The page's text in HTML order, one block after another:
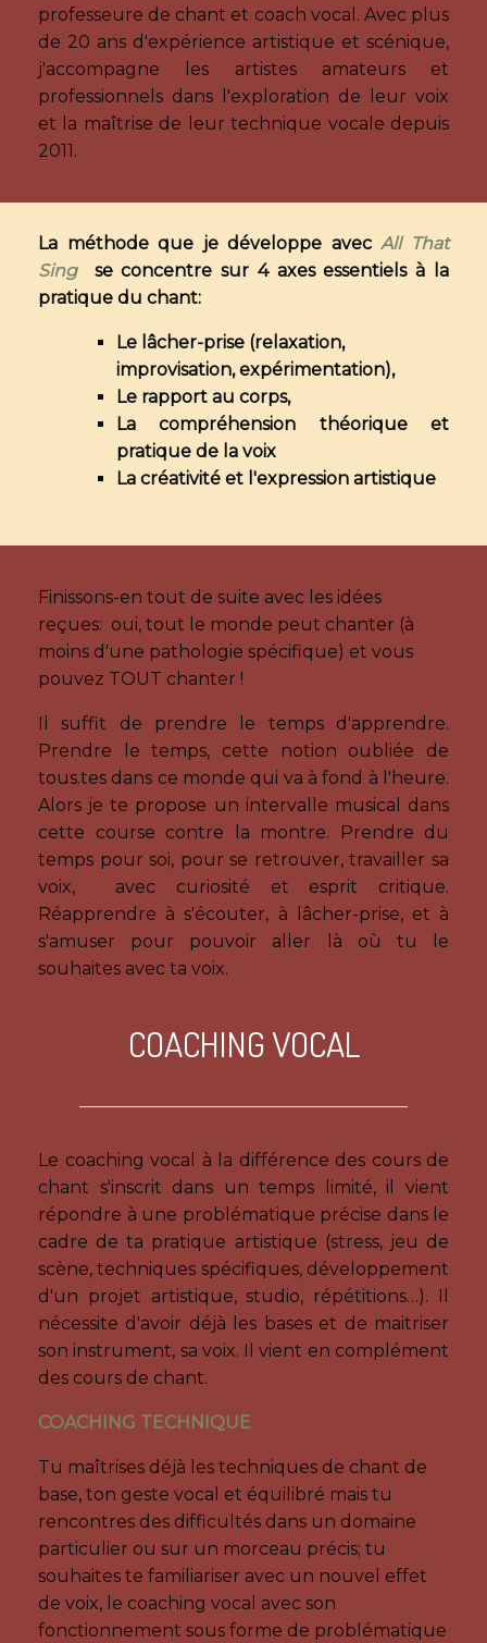
professeure de chant et coach vocal. Avec plus
de 20 ans d'expérience artistique et scénique,
j'accompagne les artistes amateurs et
professionnels dans l'exploration de leur voix
et la maîtrise de leur technique vocale depuis
2011.
La méthode que je développe avecAll That
Sing
se concentre sur 4 axes essentiels à la
pratique du chant:
Le lâcher-prise (relaxation,
improvisation, expérimentation),
Le rapport au corps,
La compréhension théorique et
pratique de la voix
La créativité et l'expression artistique
Finissons-en tout de suite avec les idées
reçues: oui, tout le monde peut chanter (à
moins d'une pathologie spécifique) et vous
pouvez TOUT chanter !
Il suffit de prendre le temps d'apprendre.
Prendre le temps, cette notion oubliée de
tous.tes dans ce monde qui va à fond à l'heure.
Alors je te propose un intervalle musical dans
cette course contre la montre. Prendre du
temps pour soi, pour se retrouver, travailler sa
voix, avec curiosité et esprit critique.
Réapprendre à s'écouter, à lâcher-prise, et à
s'amuser pour pouvoir aller là où tu le
souhaites avec ta voix.
COACHING VOCAL
Le coaching vocal à la différence des cours de
chant s'inscrit dans un temps limité, il vient
répondre à une problématique précise dans le
cadre de ta pratique artistique (stress, jeu de
scène, techniques spécifiques, développement
d'un projet artistique, studio, répétitions…). Il
nécessite d'avoir déjà les bases et de maitriser
son instrument, sa voix. Il vient en complément
des cours de chant.
COACHING TECHNIQUE
Tu maîtrises déjà les techniques de chant de
base, ton geste vocal et équilibré mais tu
rencontres des difficultés dans un domaine
particulier ou sur un morceau précis; tu
souhaites te familiariser avec un nouvel effet
de voix, le coaching vocal avec son
fonctionnement sous forme de problématique